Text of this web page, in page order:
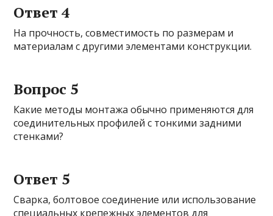
Ответ 4
На прочность, совместимость по размерам и
материалам с другими элементами конструкции.
Вопрос 5
Какие методы монтажа обычно применяются для
соединительных профилей с тонкими задними
стенками?
Ответ 5
Сварка, болтовое соединение или использование
специальных крепежных элементов для